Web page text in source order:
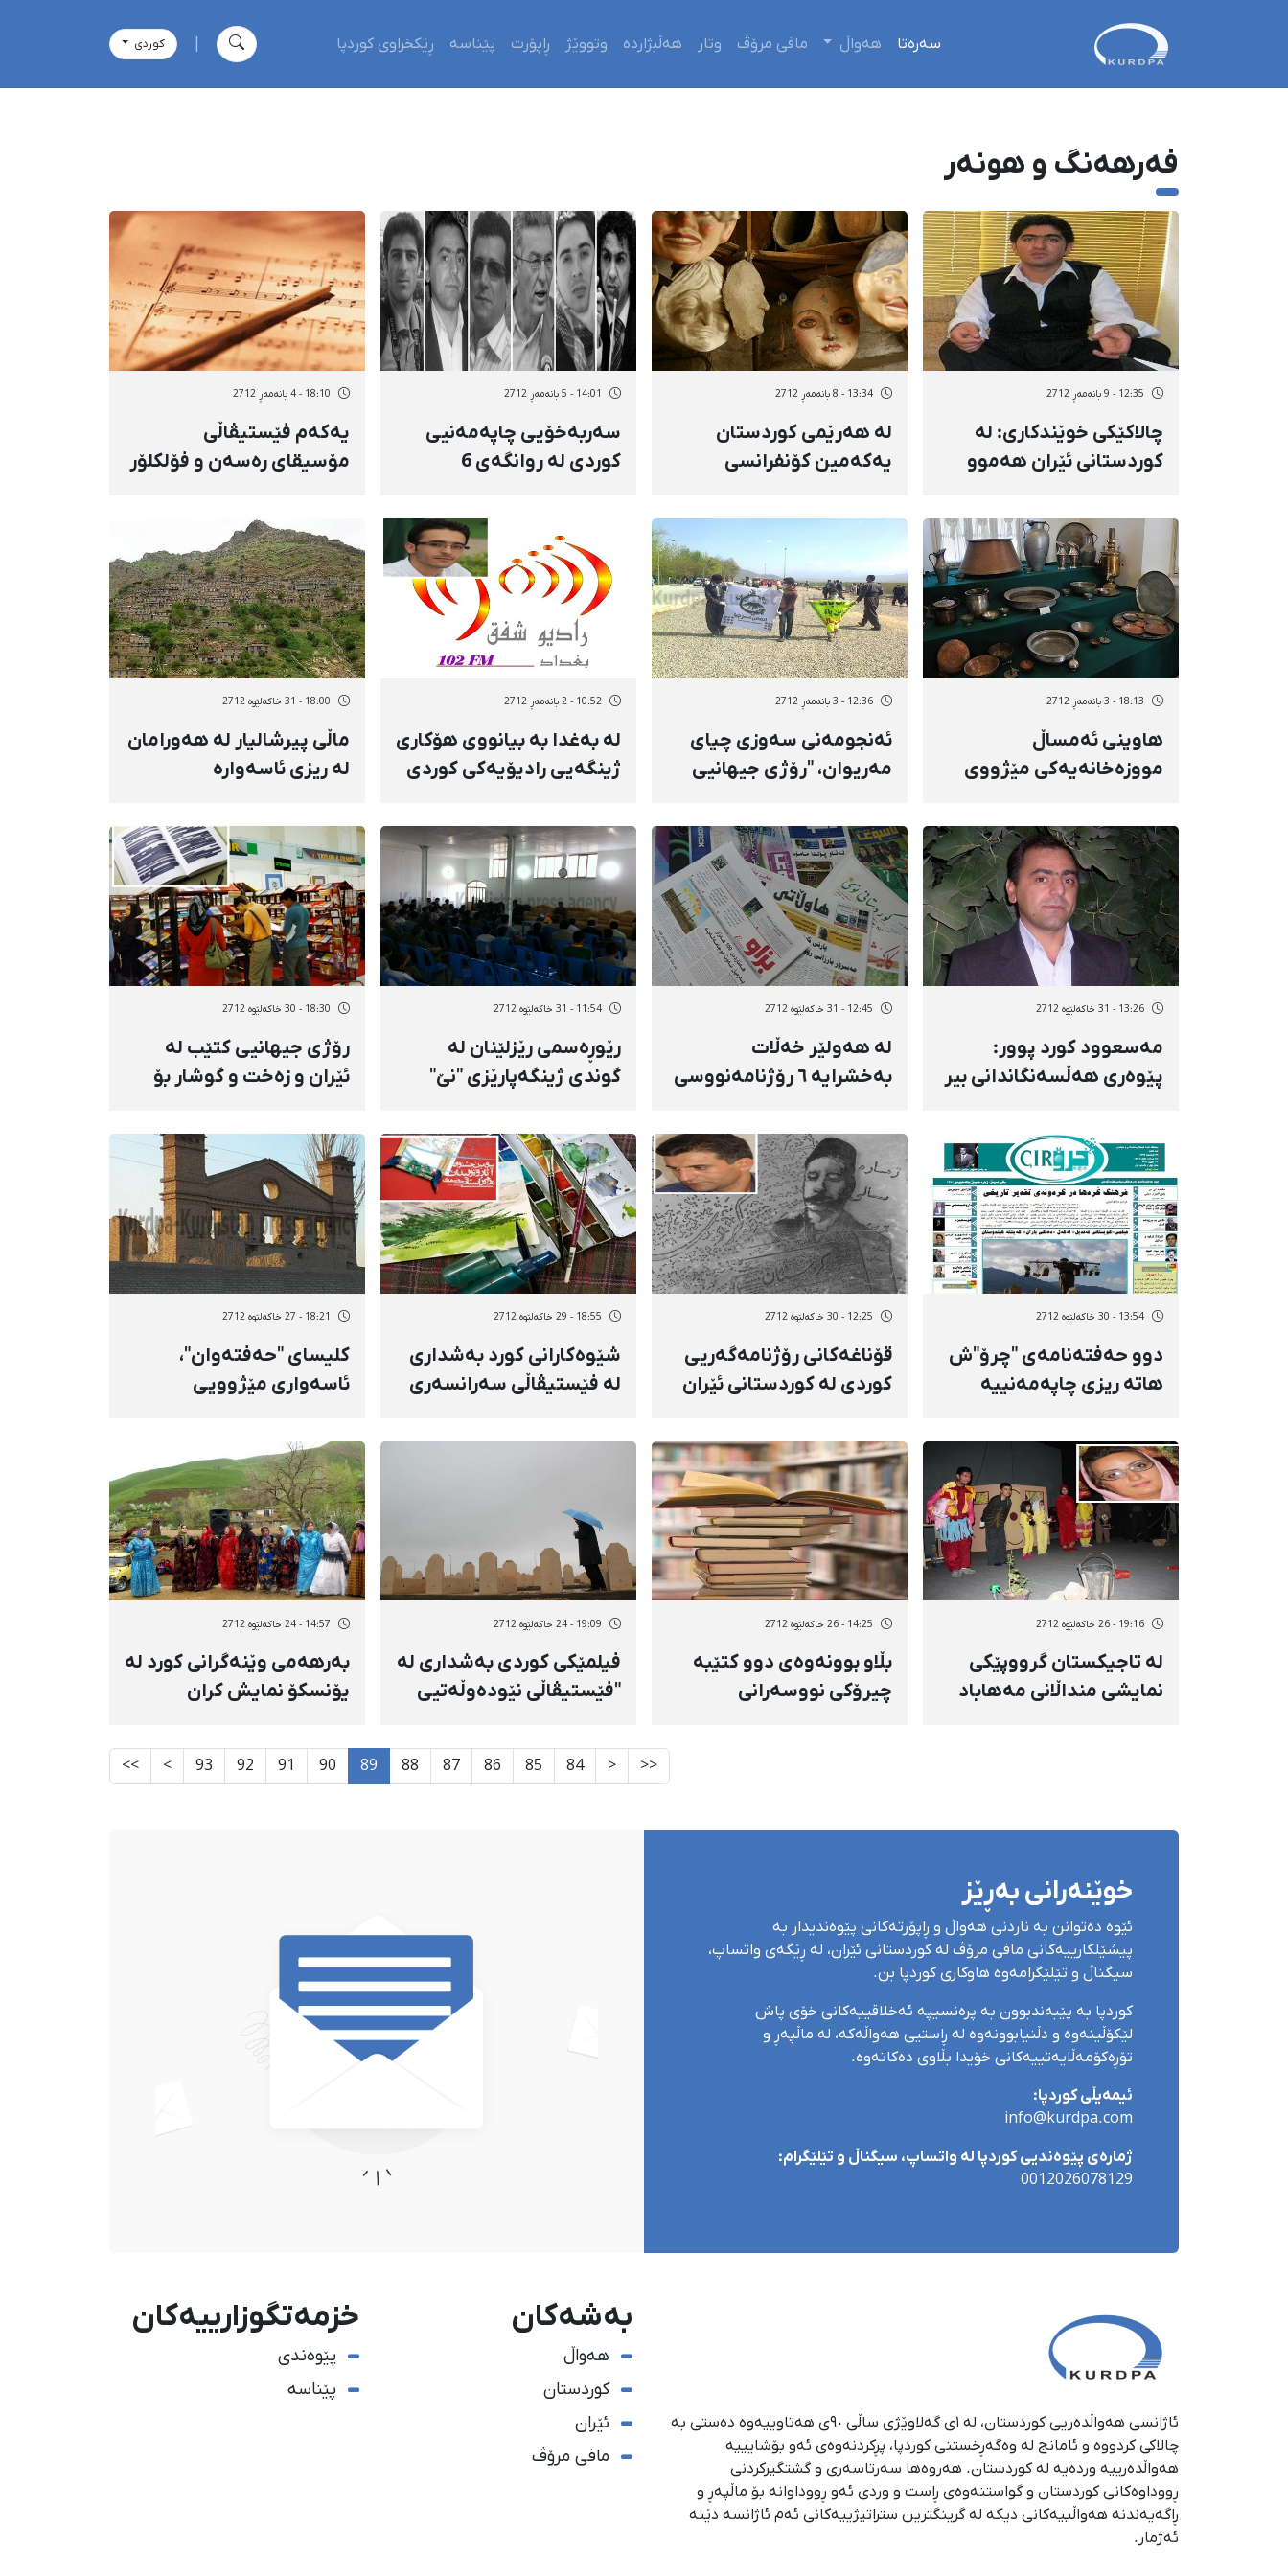
سەرەتا هەواڵ مافی مرۆڤ وتار هەڵبژاردە وتووێژ ڕاپۆرت پێناسە ڕێکخراوی کوردپا كوردی
فەرهەنگ و هونەر
12:35 - 9 بانەمەڕ 2712
چالاكێكی خوێندكاری: لە
كوردستانی ئێران هەموو
چالاكیی سیاسییەوە
13:34 - 8 بانەمەڕ 2712
لە هەرێمی كوردستان
یەكەمین كۆنفرانسی
پێكرد
14:01 - 5 بانەمەڕ 2712
سەربەخۆیی چاپەمەنیی
كوردی لە روانگەی 6
18:10 - 4 بانەمەڕ 2712
یەكەم فێستیڤاڵی
مۆسیقای رەسەن و فۆلكلۆر
18:13 - 3 بانەمەڕ 2712
هاوینی ئەمساڵ
مووزەخانەیەكی مێژووی
دەكرێتەوە
12:36 - 3 بانەمەڕ 2712
ئەنجومەنی سەوزی چیای
مەریوان، "رۆژی جیهانیی
10:52 - 2 بانەمەڕ 2712
لە بەغدا بە بیانووی هۆكاری
ژینگەیی رادیۆیەكی كوردی
18:00 - 31 خاکەلێوه 2712
ماڵی پیرشالیار لە هەورامان
لە ریزی ئاسەوارە
13:26 - 31 خاکەلێوه 2712
مەسعوود كورد پوور:
پێوەری هەڵسەنگاندانی بیر
چاپەمەنیی ئازادە
12:45 - 31 خاکەلێوه 2712
لە هەولێر خەڵات
بەخشرایە ٦ رۆژنامەنووسی
11:54 - 31 خاکەلێوه 2712
رێوڕەسمی رێزلێنان لە
گوندی ژینگەپارێزی "نێ‌"
18:30 - 30 خاکەلێوه 2712
رۆژی جیهانیی كتێب لە
ئێران و زەخت و گوشار بۆ
13:54 - 30 خاکەلێوه 2712
دوو حەفتەنامەی "چرۆ"ش
هاتە ریزی چاپەمەنییە
12:25 - 30 خاکەلێوه 2712
قۆناغەكانی رۆژنامەگەریی
كوردی لە كوردستانی ئێران
18:55 - 29 خاکەلێوه 2712
شێوەكارانی كورد بەشداری
لە فێستیڤاڵی سەرانسەری
دەكەن
18:21 - 27 خاکەلێوه 2712
كلیسای "حەفتەوان"،
ئاسەواری مێژوویی
چوونی لەسەرە
19:16 - 26 خاکەلێوه 2712
لە تاجیكستان گرووپێكی
نمایشی منداڵانی مەهاباد
14:25 - 26 خاکەلێوه 2712
بڵاو بوونەوەی دوو كتێبە
چیرۆكی نووسەرانی
19:09 - 24 خاکەلێوه 2712
فیلمێكی كوردی بەشداری لە
"فێستیڤاڵی نێودەوڵەتیی
دەكات
14:57 - 24 خاکەلێوه 2712
بەرهەمی وێنەگرانی كورد لە
یۆنسكۆ نمایش كران
<<
<
84
85
86
87
88
89
90
91
92
93
>
>>
خوێنەرانی بەڕێز
ئێوە دەتوانن بە ناردنی هەواڵ و ڕاپۆرتەکانی پێوەندیدار بە
پیشێلکارییەکانی مافی مرۆڤ لە کوردستانی ئێران، لە ڕێگەی واتساپ،
سیگناڵ و تێلێگرامەوە هاوکاری کوردپا بن.
کوردپا بە پێبەندبوون بە پرەنسیپە ئەخلاقییەکانی خۆی پاش
لێکۆڵینەوە و دڵنیابوونەوە لە ڕاستیی هەواڵەکە، لە ماڵپەڕ و
تۆڕەکۆمەڵایەتییەکانی خۆیدا بڵاوی دەکاتەوە.
ئیمەیڵی کوردپا:
info@kurdpa.com
ژمارەی پێوەندیی کوردپا لە واتساپ، سیگناڵ و تێلێگرام:
0012026078129
ئاژانسی هەواڵدەریی کوردستان، لە ١ی گەلاوێژی ساڵی ٩٠ی هەتاوییەوە دەستی بە
چالاکی کردووە و ئامانج لە وەگەڕخستنی كوردپا، پڕكردنەوەی ئەو بۆشایییە
هەواڵدەرییە وردەیە لە كوردستان. هەروەها سەرتاسەری و گشتگیركردنی
ڕووداوەكانی كوردستان و گواستنەوەی ڕاست و وردی ئەو ڕووداوانە بۆ ماڵپەڕ و
ڕاگەیەندنە هەواڵییەكانی دیكە لە گرینگترین ستراتیژییەكانی ئەم ئاژانسە دێنە
ئەژمار.
بەشەکان
هەواڵ
کوردستان
ئێران
مافی مرۆڤ
خزمەتگوزارییەکان
پێوەندی
پێناسە